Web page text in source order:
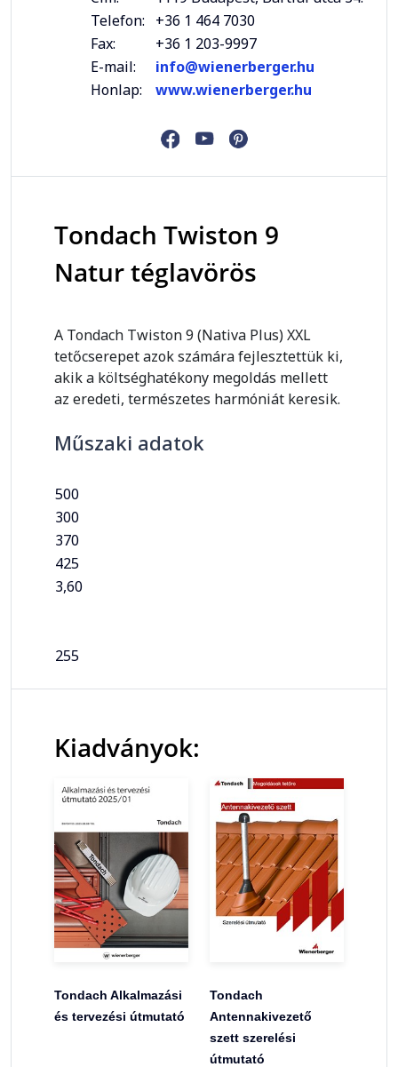
Telefon:
+36 1 464 7030
Fax:
+36 1 203-9997
E-mail:
info@wienerberger.hu
Honlap:
www.wienerberger.hu
Tondach Twiston 9
Natur téglavörös
A Tondach Twiston 9 (Nativa Plus) XXL
tetőcserepet azok számára fejlesztettük ki,
akik a költséghatékony megoldás mellett
az eredeti, természetes harmóniát keresik.
Műszaki adatok
500
300
370
425
3,60
255
Kiadványok:
Tondach Alkalmazási
és tervezési útmutató
Tondach
Antennakivezető
szett szerelési
útmutató